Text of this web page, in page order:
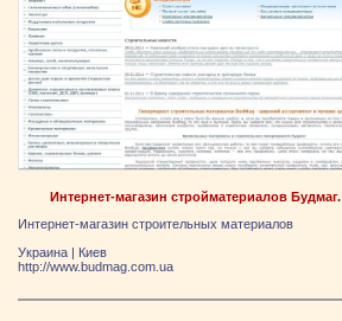
Интернет-магазин стройматериалов Будмаг.
Интернет-магазин строительных материалов
Украина | Киев
http://www.budmag.com.ua